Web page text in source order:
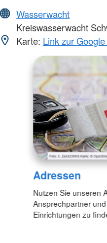
Wasserwacht
Kreiswasserwacht
Karte: Link zur
Adressen
Nutzen Sie unseren
Ansprechpartner
Einrichtungen zu